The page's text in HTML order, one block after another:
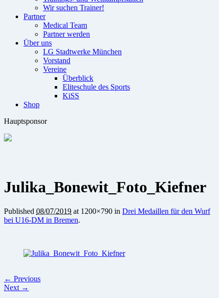
Wir suchen Trainer!
Partner
Medical Team
Partner werden
Über uns
LG Stadtwerke München
Vorstand
Vereine
Überblick
Eliteschule des Sports
KiSS
Shop
Hauptsponsor
Julika_Bonewit_Foto_Kiefner
Published 08/07/2019 at 1200×790 in Drei Medaillen für den Wurf
bei U16-DM in Bremen.
← Previous
Next →